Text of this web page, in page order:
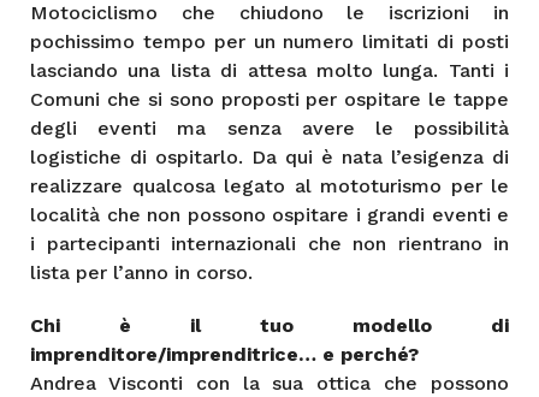
Motociclismo che chiudono le iscrizioni in
pochissimo tempo per un numero limitati di posti
lasciando una lista di attesa molto lunga. Tanti i
Comuni che si sono proposti per ospitare le tappe
degli eventi ma senza avere le possibilità
logistiche di ospitarlo. Da qui è nata l’esigenza di
realizzare qualcosa legato al mototurismo per le
località che non possono ospitare i grandi eventi e
i partecipanti internazionali che non rientrano in
lista per l’anno in corso.
Chi è il tuo modello di
imprenditore/imprenditrice… e perché?
Andrea Visconti con la sua ottica che possono